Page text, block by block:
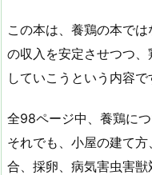
この本は、養鶏の本で
の収入を安定させつつ
していこうという内容で
全98ページ中、養鶏に
それでも、小屋の建て
合、採卵、病気害虫害